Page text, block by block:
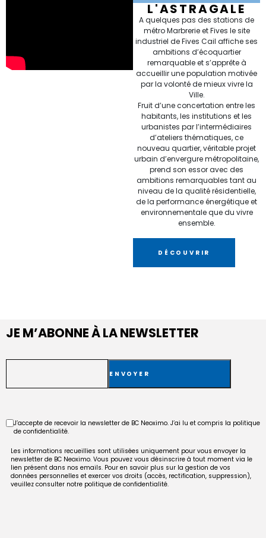
L'ASTRAGALE
A quelques pas des stations de
métro Marbrerie et Fives le site
industriel de Fives Cail affiche ses
ambitions d’écoquartier
remarquable et s’apprête à
accueillir une population motivée
par la volonté de mieux vivre la
Ville.
Fruit d’une concertation entre les
habitants, les institutions et les
urbanistes par l’intermédiaires
d’ateliers thématiques, ce
nouveau quartier, véritable projet
urbain d’envergure métropolitaine,
prend son essor avec des
ambitions remarquables tant au
niveau de la qualité résidentielle,
de la performance énergétique et
environnementale que du vivre
ensemble.
DÉCOUVRIR
JE M’ABONNE À LA NEWSLETTER
RGPD
J’accepte de recevoir la newsletter de BC Neoximo. J’ai lu et compris la politique
de confidentialité.
Les informations recueillies sont utilisées uniquement pour vous envoyer la
newsletter de BC Neoximo. Vous pouvez vous désinscrire à tout moment via le
lien présent dans nos emails. Pour en savoir plus sur la gestion de vos
données personnelles et exercer vos droits (accès, rectification, suppression),
veuillez consulter notre politique de confidentialité.